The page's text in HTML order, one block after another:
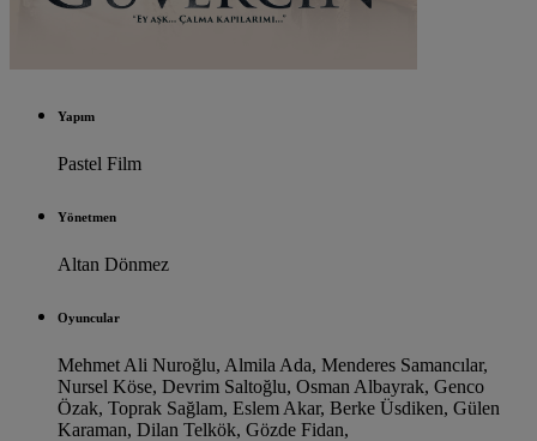
Yapım
Pastel Film
Yönetmen
Altan Dönmez
Oyuncular
Mehmet Ali Nuroğlu, Almila Ada, Menderes Samancılar,
Nursel Köse, Devrim Saltoğlu, Osman Albayrak, Genco
Özak, Toprak Sağlam, Eslem Akar, Berke Üsdiken, Gülen
Karaman, Dilan Telkök, Gözde Fidan,